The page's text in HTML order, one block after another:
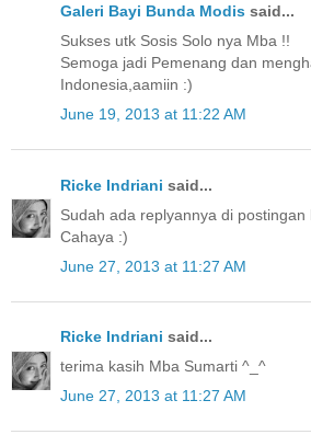
Galeri Bayi Bunda Modis said...
Sukses utk Sosis Solo nya Mba !!
Semoga jadi Pemenang dan
Indonesia,aamiin :)
June 19, 2013 at 11:22 AM
Ricke Indriani said...
Sudah ada replyannya di
Cahaya :)
June 27, 2013 at 11:27 AM
Ricke Indriani said...
terima kasih Mba Sumarti ^_^
June 27, 2013 at 11:27 AM